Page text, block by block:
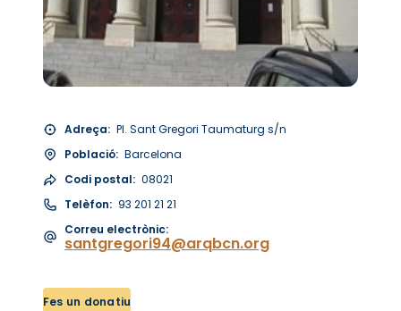
Adreça: Pl. Sant Gregori Taumaturg s/n
Població: Barcelona
Codi postal: 08021
Telèfon: 93 201 21 21
Correu electrònic:
santgregori94@arqbcn.org
Fes un donatiu